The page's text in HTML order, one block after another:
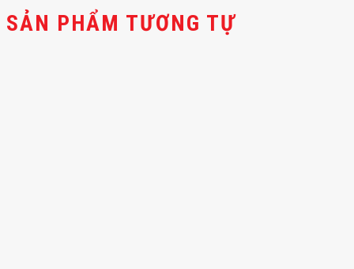
SẢN PHẨM TƯƠNG TỰ